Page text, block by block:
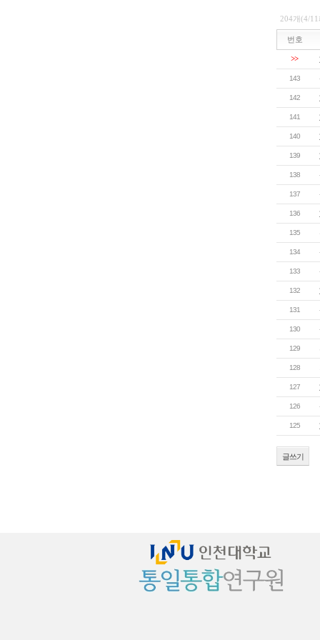
204개(4/
번호
>>
143
142
141
140
139
138
137
136
135
134
133
132
131
130
129
128
127
126
125
글쓰기